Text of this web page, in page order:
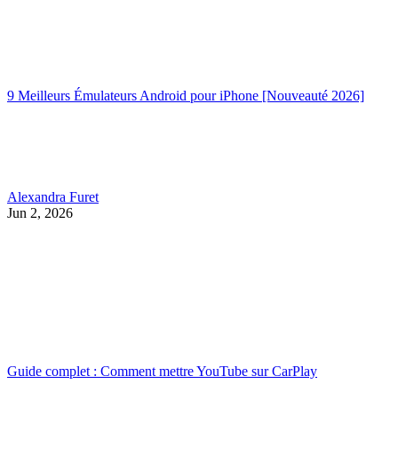
9 Meilleurs Émulateurs Android pour iPhone [Nouveauté 2026]
Alexandra Furet
Jun 2, 2026
Guide complet : Comment mettre YouTube sur CarPlay